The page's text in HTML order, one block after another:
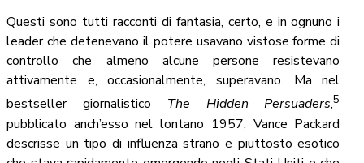
Questi sono tutti racconti di fantasia, certo, e in ognuno i
leader che detenevano il potere usavano vistose forme di
controllo che almeno alcune persone resistevano
attivamente e, occasionalmente, superavano. Ma nel
bestseller giornalistico The Hidden Persuaders,5
pubblicato anch’esso nel lontano 1957, Vance Packard
descrisse un tipo di influenza strano e piuttosto esotico